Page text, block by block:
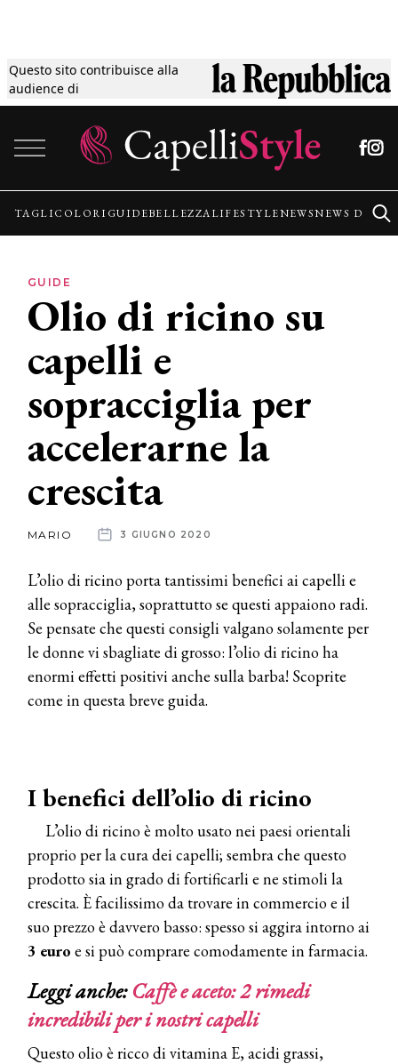
Questo sito contribuisce alla
audience di
Tagli
Colori
Guide
Lifestyle
News
News
aziende
TAGLICOLORI GUIDEBELLEZZALIFESTYLENEWSNEWS
GUIDE
Olio di ricino su
capelli e
sopracciglia per
accelerarne la
crescita
MARIO 3 GIUGNO 2020
L’olio di ricino porta tantissimi benefici ai capelli e
alle sopracciglia, soprattutto se questi appaiono radi.
Se pensate che questi consigli valgano solamente per
le donne vi sbagliate di grosso: l’olio di ricino ha
enormi effetti positivi anche sulla barba! Scoprite
come in questa breve guida.
I benefici dell’olio di ricino
L’olio di ricino è molto usato nei paesi orientali
proprio per la cura dei capelli; sembra che questo
prodotto sia in grado di fortificarli e ne stimoli la
crescita. È facilissimo da trovare in commercio e il
suo prezzo è davvero basso: spesso si aggira intorno ai
3 euro e si può comprare comodamente in farmacia.
Leggi anche:Caffè e aceto: 2 rimedi
incredibili per i nostri capelli
Questo olio è ricco di vitamina E, acidi grassi,